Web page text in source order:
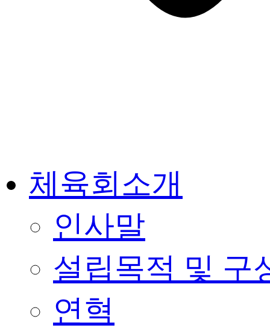
체육회소개
인사말
설립목적 및 구
연혁